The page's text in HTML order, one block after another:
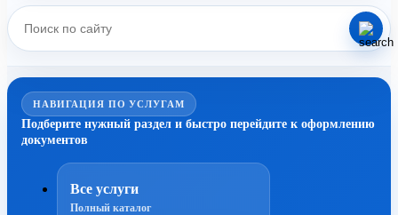
НАВИГАЦИЯ ПО УСЛУГАМ
Подберите нужный раздел и быстро перейдите к оформлению
документов
Все услуги
Полный каталог